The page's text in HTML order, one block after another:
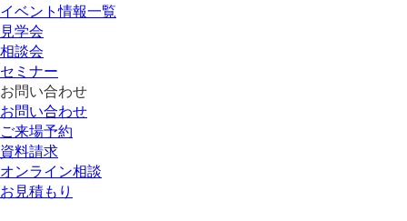
イベント情報一覧
見学会
相談会
セミナー
お問い合わせ
お問い合わせ
ご来場予約
資料請求
オンライン相談
お見積もり